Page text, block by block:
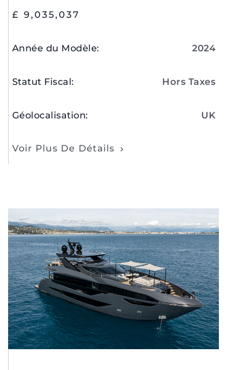
£ 9,035,037
Année du Modèle: 2024
Statut Fiscal: Hors Taxes
Géolocalisation: UK
Voir Plus De Détails